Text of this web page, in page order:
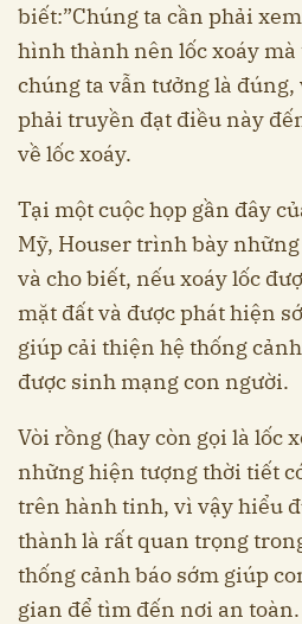
biết:”Chúng ta cần phải
hình thành nên lốc xoáy
chúng ta vẫn tưởng là
phải truyền đạt điều này
về lốc xoáy.
Tại một cuộc họp gần đây
Mỹ, Houser trình bày
và cho biết, nếu xoáy lốc
mặt đất và được phát hiện
giúp cải thiện hệ thống
được sinh mạng con người.
Vòi rồng (hay còn gọi là lốc
những hiện tượng thời tiết
trên hành tinh, vì vậy hiểu
thành là rất quan trọng
thống cảnh báo sớm giúp
gian để tìm đến nơi an toàn.